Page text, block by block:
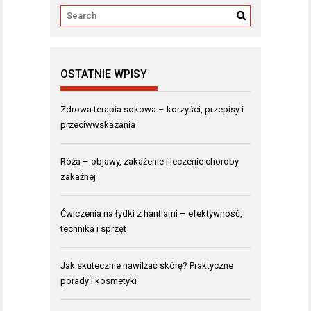
OSTATNIE WPISY
Zdrowa terapia sokowa – korzyści, przepisy i
przeciwwskazania
Róża – objawy, zakażenie i leczenie choroby
zakaźnej
Ćwiczenia na łydki z hantlami – efektywność,
technika i sprzęt
Jak skutecznie nawilżać skórę? Praktyczne
porady i kosmetyki